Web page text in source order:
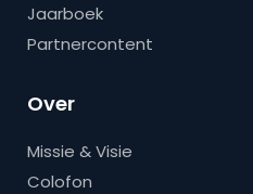
Jaarboek
Partnercontent
Over
Missie & Visie
Colofon